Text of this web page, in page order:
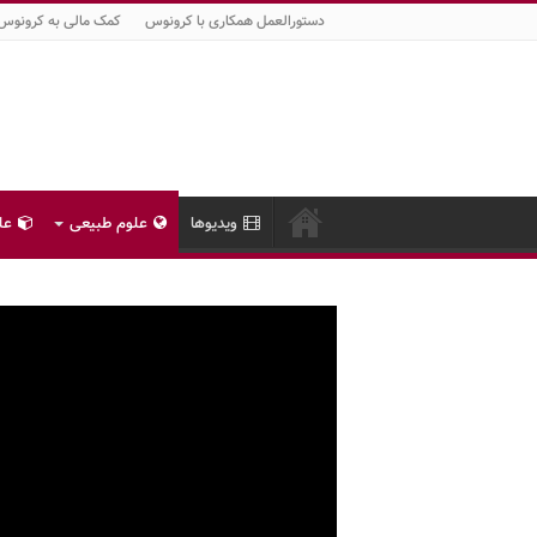
دستورالعمل همکاری با کرونوس کمک مالی به
ویدیوها علوم طبیعی